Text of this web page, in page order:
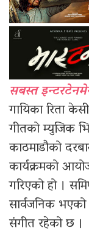
सबस्त
गायिका रिता
गीतको म्युजिक
काठमाडौको
कार्यक्रमको
गरिएको हो ।
सार्वजनिक
संगीत रहेको छ ।